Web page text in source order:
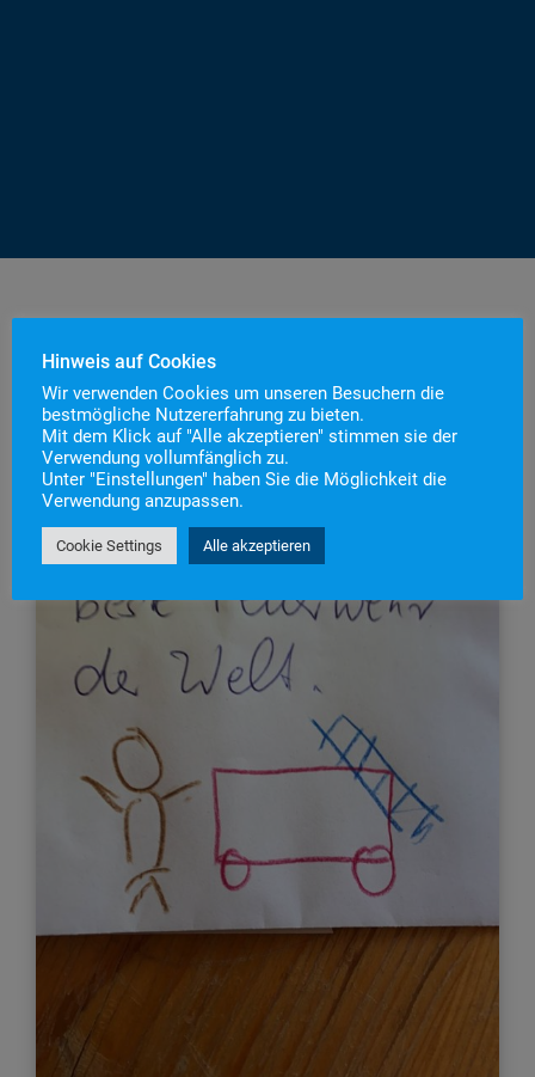
Hinweis auf Cookies
Wir verwenden Cookies um unseren Besuchern die
bestmögliche Nutzererfahrung zu bieten.
Mit dem Klick auf "Alle akzeptieren" stimmen sie der
Verwendung vollumfänglich zu.
Unter "Einstellungen" haben Sie die Möglichkeit die
Verwendung anzupassen.
Cookie Settings Alle akzeptieren